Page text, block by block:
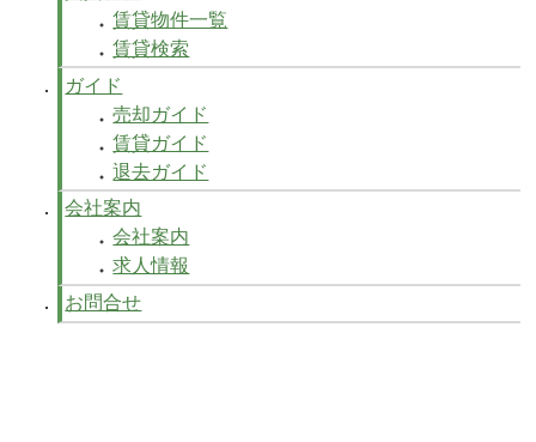
賃貸物件一覧
賃貸検索
ガイド
売却ガイド
賃貸ガイド
退去ガイド
会社案内
会社案内
求人情報
お問合せ